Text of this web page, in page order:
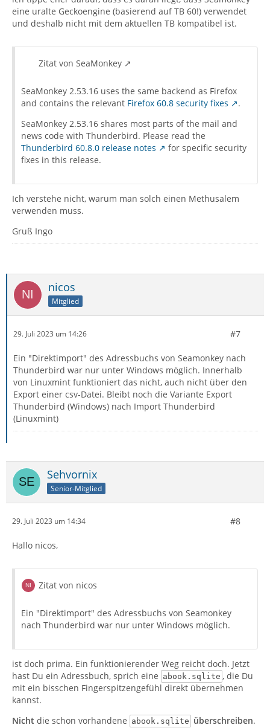
eine uralte Geckoengine (basierend auf TB 60!) verwendet
und deshalb nicht mit dem aktuellen TB kompatibel ist.
Zitat von SeaMonkey
SeaMonkey 2.53.16 uses the same backend as Firefox
and contains the relevant Firefox 60.8 security fixes
.
SeaMonkey 2.53.16 shares most parts of the mail and
news code with Thunderbird. Please read the
Thunderbird 60.8.0 release notes
for specific security
fixes in this release.
Ich verstehe nicht, warum man solch einen Methusalem
verwenden muss.
Gruß Ingo
nicos
Mitglied
29. Juli 2023 um 14:26 #7
Ein "Direktimport" des Adressbuchs von Seamonkey nach
Thunderbird war nur unter Windows möglich. Innerhalb
von Linuxmint funktioniert das nicht, auch nicht über den
Export einer csv-Datei. Bleibt noch die Variante Export
Thunderbird (Windows) nach Import Thunderbird
(Linuxmint)
Sehvornix
Senior-Mitglied
29. Juli 2023 um 14:34 #8
Hallo nicos,
Zitat von nicos
Ein "Direktimport" des Adressbuchs von Seamonkey
nach Thunderbird war nur unter Windows möglich.
ist doch prima. Ein funktionierender Weg reicht doch. Jetzt
hast Du ein Adressbuch, sprich eine abook.sqlite , die Du
mit ein bisschen Fingerspitzengefühl direkt übernehmen
kannst.
Nicht die schon vorhandene abook.sqlite überschreiben.